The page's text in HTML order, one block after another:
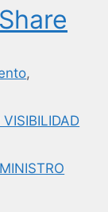
Share
,